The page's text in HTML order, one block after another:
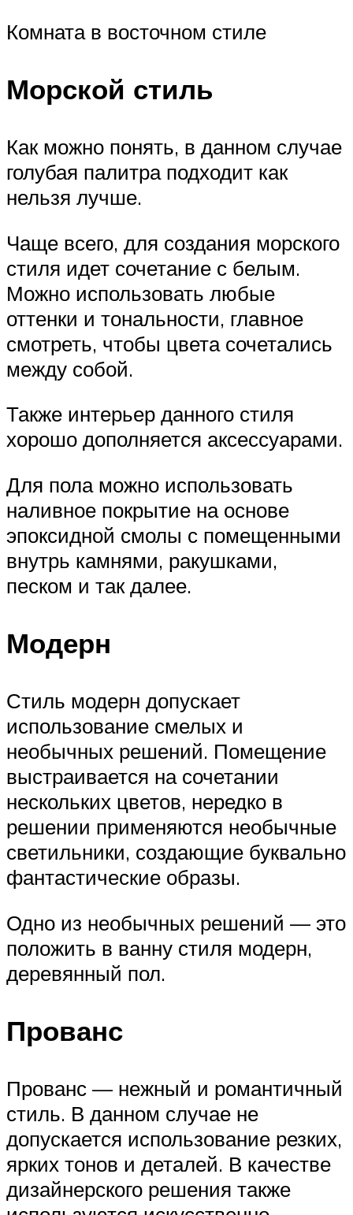
Комната в восточном стиле
Морской стиль
Как можно понять, в данном случае
голубая палитра подходит как
нельзя лучше.
Чаще всего, для создания морского
стиля идет сочетание с белым.
Можно использовать любые
оттенки и тональности, главное
смотреть, чтобы цвета сочетались
между собой.
Также интерьер данного стиля
хорошо дополняется аксессуарами.
Для пола можно использовать
наливное покрытие на основе
эпоксидной смолы с помещенными
внутрь камнями, ракушками,
песком и так далее.
Модерн
Стиль модерн допускает
использование смелых и
необычных решений. Помещение
выстраивается на сочетании
нескольких цветов, нередко в
решении применяются необычные
светильники, создающие буквально
фантастические образы.
Одно из необычных решений — это
положить в ванну стиля модерн,
деревянный пол.
Прованс
Прованс — нежный и романтичный
стиль. В данном случае не
допускается использование резких,
ярких тонов и деталей. В качестве
дизайнерского решения также